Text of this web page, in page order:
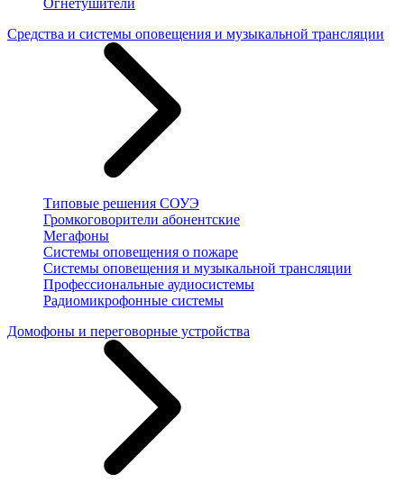
Огнетушители
Средства и системы оповещения и музыкальной трансляции
Типовые решения СОУЭ
Громкоговорители абонентские
Мегафоны
Системы оповещения о пожаре
Системы оповещения и музыкальной трансляции
Профессиональные аудиосистемы
Радиомикрофонные системы
Домофоны и переговорные устройства